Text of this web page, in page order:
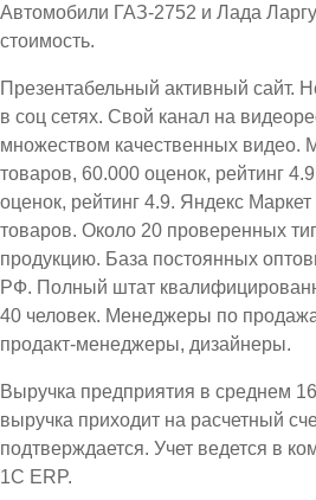
Автомобили ГАЗ-2752 и Лада
стоимость.
Презентабельный активный сайт.
в соц сетях. Свой канал на
множеством качественных видео.
товаров, 60.000 оценок, рейтинг
оценок, рейтинг 4.9. Яндекс
товаров. Около 20 проверенных
продукцию. База постоянных
РФ. Полный штат
40 человек. Менеджеры по
продакт-менеджеры, дизайнеры.
Выручка предприятия в среднем
выручка приходит на расчетный
подтверждается. Учет ведется в
1С ЕRP.